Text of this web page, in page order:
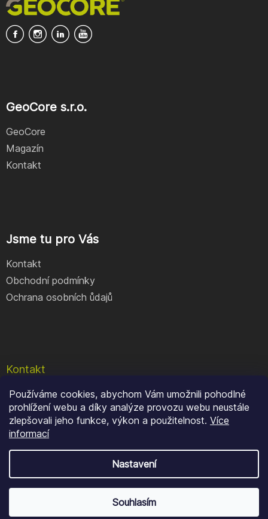
Používáme cookies, abychom Vám umožnili pohodlné
prohlížení webu a díky analýze provozu webu neustále
zlepšovali jeho funkce, výkon a použitelnost. Více
informací
Nastavení
Souhlasím
GeoCore s.r.o.
GeoCore
Magazín
Kontakt
Jsme tu pro Vás
Kontakt
Obchodní podmínky
Ochrana osobních ůdajů
Kontakt
e-shop @geocore.cz
+420 777 409 900
Shoptet |mime digital